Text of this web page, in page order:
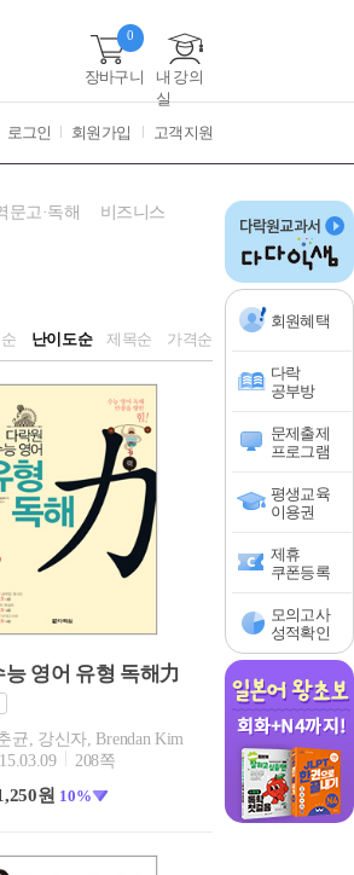
장바구니
0
내 강의
실
로그인 회원가입 고객지원
회원혜택
다락
공부방
문제출제
프로그램
평생교육
이용권
제휴
쿠폰등록
모의고사
성적확인
문고·독해
비즈니스
난이도순 제목순 가격순
영어 유형 독해力
균, 강신자, Brendan Kim
208쪽
원 10%